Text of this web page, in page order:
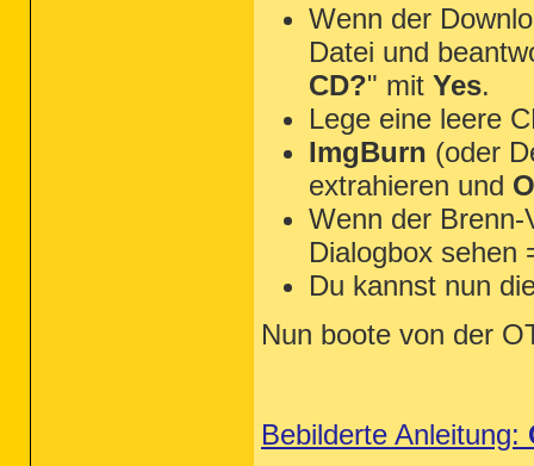
Wenn der
Datei und
CD?" mit Yes.
Lege eine leere
ImgBurn (oder
extrahieren und
Wenn der
Dialogbox sehen
Du kannst nun
Nun boote von der
Bebilderte Anleitung: